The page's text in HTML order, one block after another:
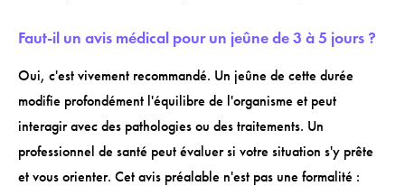
Faut-il un avis médical pour un jeûne de 3 à 5 jours ?
Oui, c'est vivement recommandé. Un jeûne de cette durée
modifie profondément l'équilibre de l'organisme et peut
interagir avec des pathologies ou des traitements. Un
professionnel de santé peut évaluer si votre situation s'y prête
et vous orienter. Cet avis préalable n'est pas une formalité :